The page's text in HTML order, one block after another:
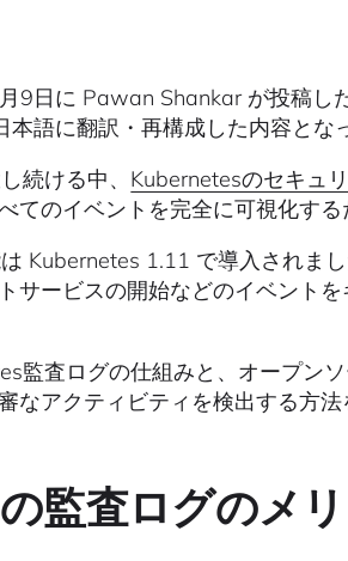
9日に Pawan Shankar が投稿し
本語に翻訳・再構成した内容とな
続ける中、 Kubernetesのセキュ
てのイベントを完全に可視化する
Kubernetes 1.11 で導入されま
サービスの開始などのイベント
監査ログの仕組みと、オープン
なアクティビティを検出する方法
監査ログのメ